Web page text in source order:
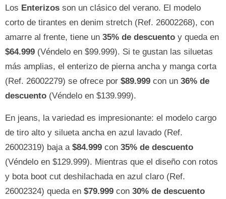
Los Enterizos son un clásico del verano. El modelo
corto de tirantes en denim stretch (Ref. 26002268), con
amarre al frente, tiene un 35% de descuento y queda en
$64.999 (Véndelo en $99.999). Si te gustan las siluetas
más amplias, el enterizo de pierna ancha y manga corta
(Ref. 26002279) se ofrece por $89.999 con un 36% de
descuento (Véndelo en $139.999).
En jeans, la variedad es impresionante: el modelo cargo
de tiro alto y silueta ancha en azul lavado (Ref.
26002319) baja a $84.999 con 35% de descuento
(Véndelo en $129.999). Mientras que el diseño con rotos
y bota boot cut deshilachada en azul claro (Ref.
26002324) queda en $79.999 con 30% de descuento